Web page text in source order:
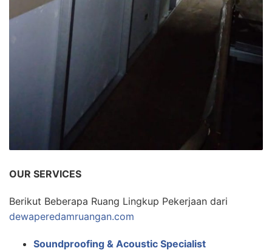
OUR SERVICES
Berikut Beberapa Ruang Lingkup Pekerjaan dari
dewaperedamruangan.com
Soundproofing & Acoustic Specialist